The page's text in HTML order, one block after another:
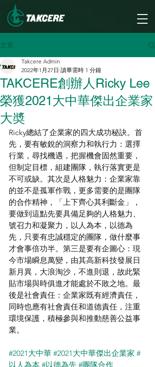
文章
TAKCERE創辦人Ricky Lee
榮獲2021大中華傑出企業家
大奬
Takcere Admin
2022年1月27日 讀畢需時 1 分鐘
Ricky總結了企業家的四大成功秘訣。首
先，要有敏銳的洞察力和執行力：選擇
行業，尋找機遇，把握機會固然重要，
但制定目標，組建團隊，執行落實更是
不可或缺。其次是人格魅力：企業家靠
的並不是孤軍作戰，更多需要的是團隊
的合作精神，「上下齊心其利斷金」，
要做到這點先要具備足夠的人格魅力、
號召力和凝聚力，以人為本，以德為
先，只要有忠誠穩定的團隊，做什麼事
才會事倍功半。第三是要有企圖心：現
今市場瞬息萬變，由其高新科技發展日
新月異，大浪淘沙，不進則退，故此緊
貼市場與時俱進才能處於不敗之地。最
後是社會責任：企業家既有經濟責任，
同時也應有社會責任和道德責任，注重
環境保護，積極參與和推動慈善公益事
業。
#2021大中華 #2021大中華傑出企業家 #
以人為本 #以德為先 #團隊合作